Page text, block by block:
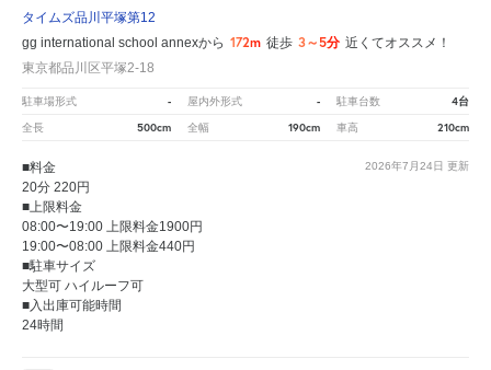
タイムズ品川平塚第12
gg international school annexから 172m 徒歩 3～5分 近くてオススメ！
東京都品川区平塚2-18
駐車場形式 - 屋内外形式 - 駐車台数 4台
全長 500cm 全幅 190cm 車高 210cm
2026年7月24日 更新
■料金
20分 220円
■上限料金
08:00〜19:00 上限料金1900円
19:00〜08:00 上限料金440円
■駐車サイズ
大型可 ハイルーフ可
■入出庫可能時間
24時間